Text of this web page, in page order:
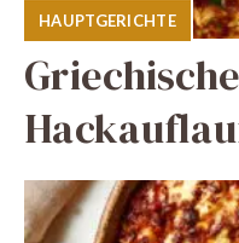
HAUPTGERICHTE